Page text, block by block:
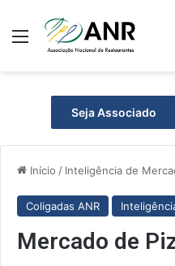
Menu
Seja Associado
Início / Inteligência de
Coligadas ANR
Mercado de